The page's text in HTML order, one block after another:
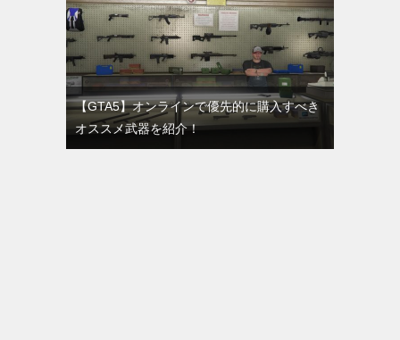
【GTA5】オンラインで優先的に購入すべき
オススメ武器を紹介！